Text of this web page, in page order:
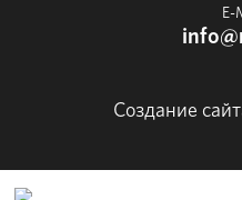
E-
Создание